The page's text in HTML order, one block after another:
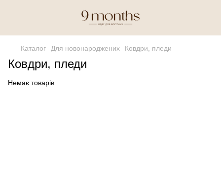
Каталог Для новонароджених Ковдри, пледи
Ковдри, пледи
Немає товарів